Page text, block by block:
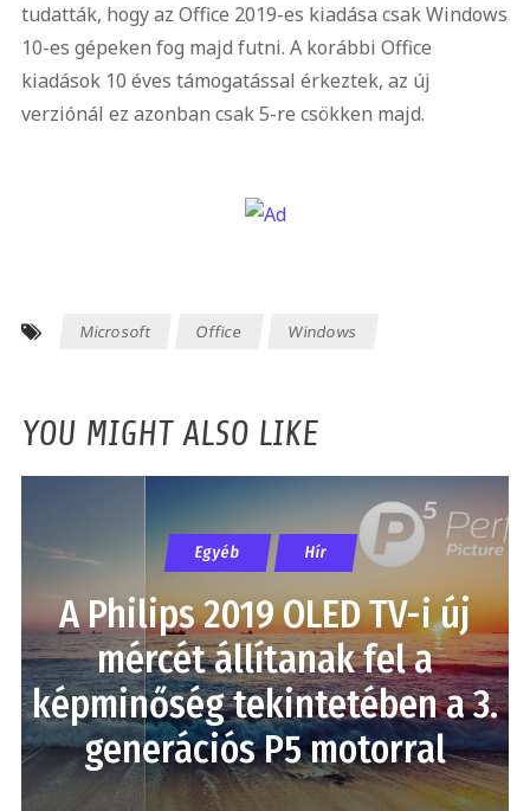
tudatták, hogy az Office 2019-es kiadása csak Windows
10-es gépeken fog majd futni. A korábbi Office
kiadások 10 éves támogatással érkeztek, az új
verziónál ez azonban csak 5-re csökken majd.
Microsoft Office Windows
YOU MIGHT ALSO LIKE
Egyéb Hír
A Philips 2019 OLED TV-i új
mércét állítanak fel a
képminőség tekintetében a 3.
generációs P5 motorral